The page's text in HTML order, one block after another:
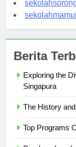
Exploring the